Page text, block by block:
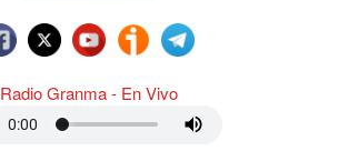
Radio Granma - En Vivo